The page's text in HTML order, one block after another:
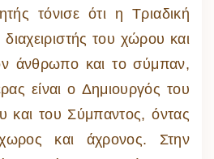
τόνισε ότι η Τριαδική
του χώρου και
άνθρωπο και το σύμπαν,
είναι ο Δημιουργός του
και του Σύμπαντος, όντας
και άχρονος. Στην